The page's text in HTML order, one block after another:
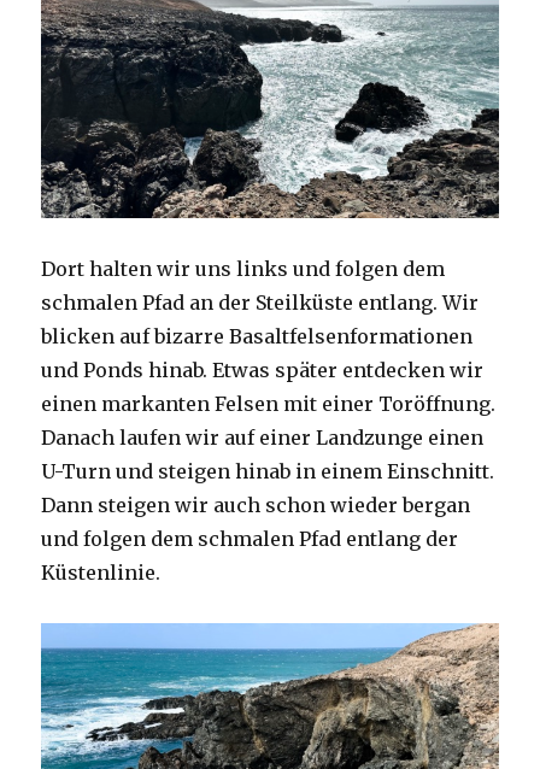
Dort halten wir uns links und folgen dem
schmalen Pfad an der Steilküste entlang. Wir
blicken auf bizarre Basaltfelsenformationen
und Ponds hinab. Etwas später entdecken wir
einen markanten Felsen mit einer Toröffnung.
Danach laufen wir auf einer Landzunge einen
U-Turn und steigen hinab in einem Einschnitt.
Dann steigen wir auch schon wieder bergan
und folgen dem schmalen Pfad entlang der
Küstenlinie.